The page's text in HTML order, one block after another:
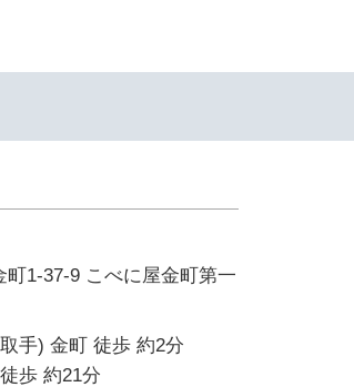
町1-37-9 こべに屋金町第一
手) 金町 徒歩 約2分
歩 約21分